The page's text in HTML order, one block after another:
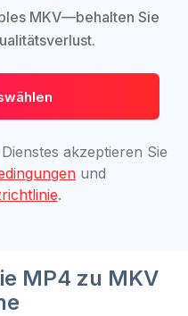
MKV—behalten Sie
akzeptieren Sie
und
.
MP4 zu MKV